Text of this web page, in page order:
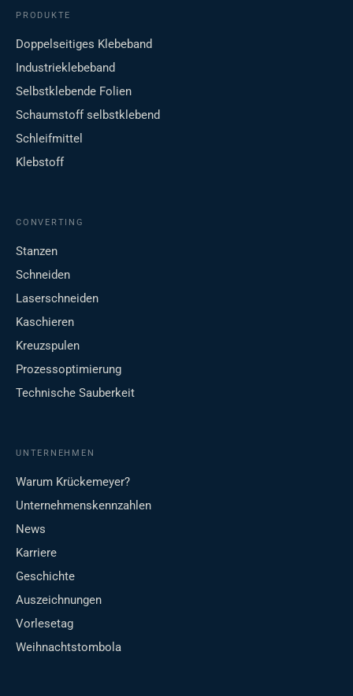
PRODUKTE
Doppelseitiges Klebeband
Industrieklebeband
Selbstklebende Folien
Schaumstoff selbstklebend
Schleifmittel
Klebstoff
CONVERTING
Stanzen
Schneiden
Laserschneiden
Kaschieren
Kreuzspulen
Prozessoptimierung
Technische Sauberkeit
UNTERNEHMEN
Warum Krückemeyer?
Unternehmenskennzahlen
News
Karriere
Geschichte
Auszeichnungen
Vorlesetag
Weihnachtstombola